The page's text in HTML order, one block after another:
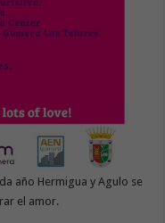
año Hermigua y Agulo se
el amor.